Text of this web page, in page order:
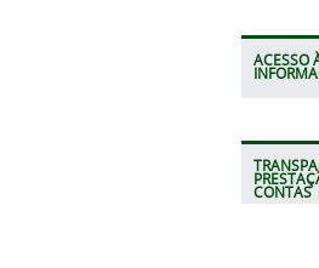
ACESSO
CONTAS